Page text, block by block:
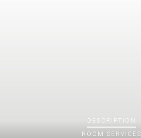
DESCRIPTION
ROOM SERVICES